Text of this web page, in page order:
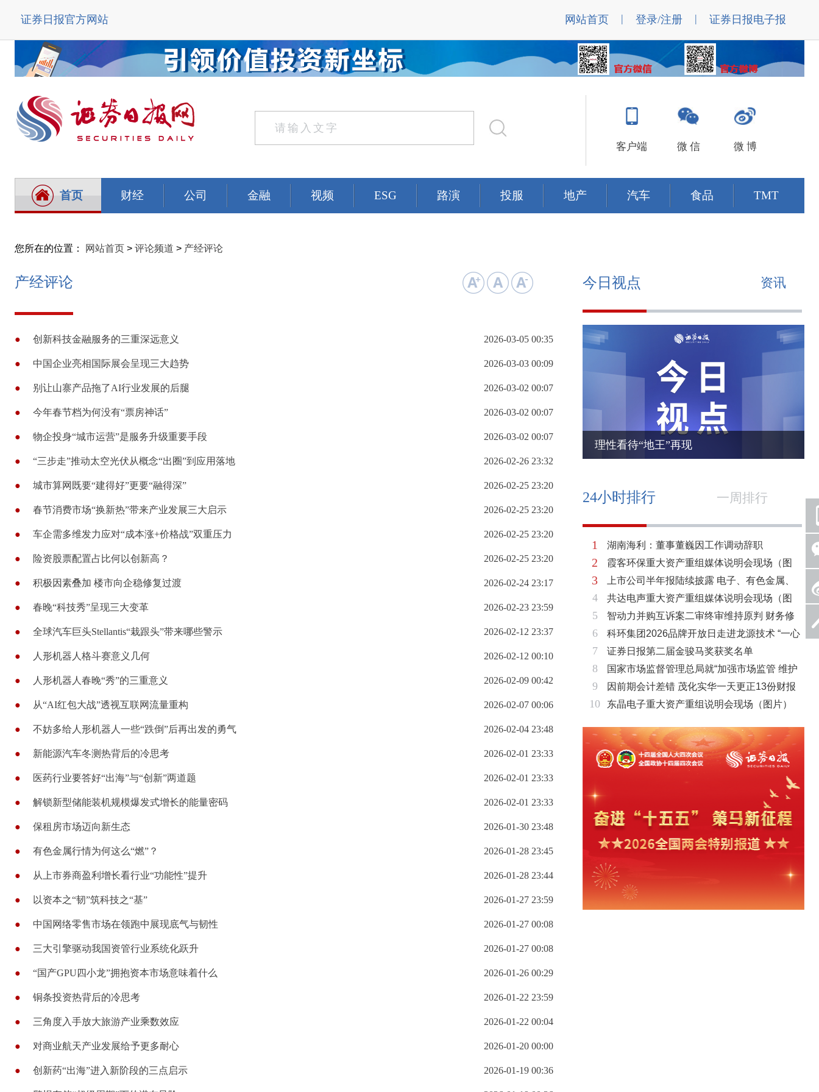
证券日报官方网站 网站首页 | 登录/注册 | 证券日报电子报
客户端 微 信 微 博
首页 财经 公司 金融 视频 ESG 路演 投服 地产 汽车 食品 TMT
您所在的位置： 网站首页 > 评论频道 > 产经评论
产经评论
2026-03-05 00:35
● 创新科技金融服务的三重深远意义
2026-03-03 00:09
● 中国企业亮相国际展会呈现三大趋势
2026-03-02 00:07
● 别让山寨产品拖了AI行业发展的后腿
2026-03-02 00:07
● 今年春节档为何没有“票房神话”
2026-03-02 00:07
● 物企投身“城市运营”是服务升级重要手段
2026-02-26 23:32
● “三步走”推动太空光伏从概念“出圈”到应用落地
2026-02-25 23:20
● 城市算网既要“建得好”更要“融得深”
2026-02-25 23:20
● 春节消费市场“换新热”带来产业发展三大启示
2026-02-25 23:20
● 车企需多维发力应对“成本涨+价格战”双重压力
2026-02-25 23:20
● 险资股票配置占比何以创新高？
2026-02-24 23:17
● 积极因素叠加 楼市向企稳修复过渡
2026-02-23 23:59
● 春晚“科技秀”呈现三大变革
2026-02-12 23:37
● 全球汽车巨头Stellantis“栽跟头”带来哪些警示
2026-02-12 00:10
● 人形机器人格斗赛意义几何
2026-02-09 00:42
● 人形机器人春晚“秀”的三重意义
2026-02-07 00:06
● 从“AI红包大战”透视互联网流量重构
2026-02-04 23:48
● 不妨多给人形机器人一些“跌倒”后再出发的勇气
2026-02-01 23:33
● 新能源汽车冬测热背后的冷思考
2026-02-01 23:33
● 医药行业要答好“出海”与“创新”两道题
2026-02-01 23:33
● 解锁新型储能装机规模爆发式增长的能量密码
2026-01-30 23:48
● 保租房市场迈向新生态
2026-01-28 23:45
● 有色金属行情为何这么“燃”？
2026-01-28 23:44
● 从上市券商盈利增长看行业“功能性”提升
2026-01-27 23:59
● 以资本之“韧”筑科技之“基”
2026-01-27 00:08
● 中国网络零售市场在领跑中展现底气与韧性
2026-01-27 00:08
● 三大引擎驱动我国资管行业系统化跃升
2026-01-26 00:29
● “国产GPU四小龙”拥抱资本市场意味着什么
2026-01-22 23:59
● 铜条投资热背后的冷思考
2026-01-22 00:04
● 三角度入手放大旅游产业乘数效应
2026-01-20 00:00
● 对商业航天产业发展给予更多耐心
2026-01-19 00:36
● 创新药“出海”进入新阶段的三点启示
今日视点 资讯
理性看待“地王”再现
24小时排行 一周排行
1
2
3
4
5
6
7
8
9
10
湖南海利：董事董巍因工作调动辞职
霞客环保重大资产重组媒体说明会现场（图
片）
上市公司半年报陆续披露 电子、有色金属、
基础化工三大板块率先走强
共达电声重大资产重组媒体说明会现场（图
片）
智动力并购互诉案二审终审维持原判 财务修
复与估值空间同步打开
科环集团2026品牌开放日走进龙源技术 “一心
两脉”赋能火电绿色低碳转型
证券日报第二届金骏马奖获奖名单
国家市场监督管理总局就“加强市场监管 维护
市场秩序”答记者问
因前期会计差错 茂化实华一天更正13份财报
东晶电子重大资产重组说明会现场（图片）